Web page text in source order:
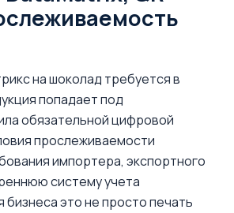
на шоколад требуется в
попадает под
обязательной цифровой
прослеживаемости
импортера, экспортного
систему учета
это не просто печать